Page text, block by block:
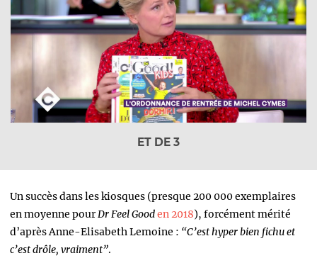
ET DE 3
Un succès dans les kiosques (presque 200 000 exemplaires
en moyenne pourDr Feel Gooden 2018), forcément mérité
d’après Anne-Elisabeth Lemoine : “C’est hyper bien fichu et
c’est drôle, vraiment”.